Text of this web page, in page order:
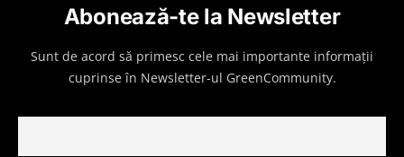
Abonează-te la Newsletter
Sunt de acord să primesc cele mai importante informații
cuprinse în Newsletter-ul GreenCommunity.